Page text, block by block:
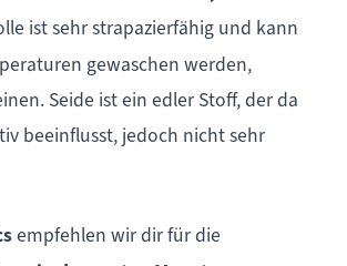
ist sehr strapazierfähig und kann
gewaschen werden,
Seide ist ein edler Stoff, der da
beeinflusst, jedoch nicht sehr
empfehlen wir dir für die